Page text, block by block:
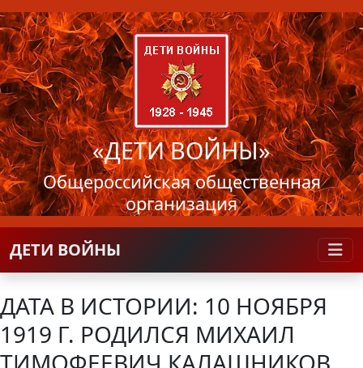
«ДЕТИ ВОЙНЫ»
Общероссийская общественная
организация
ДЕТИ ВОЙНЫ
ДАТА В ИСТОРИИ: 10 НОЯБРЯ
1919 Г. РОДИЛСЯ МИХАИЛ